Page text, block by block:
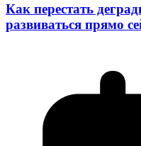
Как перестать
развиваться прямо